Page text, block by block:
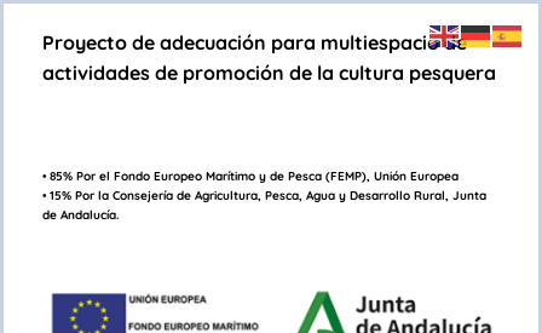
contenido
Proyecto de adecuación para multiespacio de
actividades de promoción de la cultura pesquera
• 85% Por el Fondo Europeo Marítimo y de Pesca (FEMP), Unión Europea
• 15% Por la Consejería de Agricultura, Pesca, Agua y Desarrollo Rural, Junta
de Andalucía.